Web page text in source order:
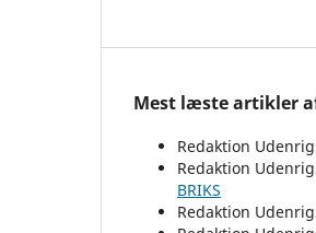
Mest læste artikler
Redaktion
Redaktion
BRIKS
Redaktion